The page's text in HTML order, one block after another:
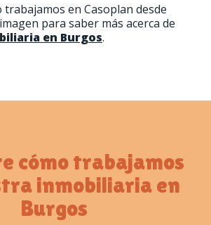
trabajamos en Casoplan desde
para saber más acerca de
en Burgos.
cómo trabajamos
inmobiliaria en
Burgos